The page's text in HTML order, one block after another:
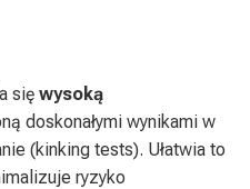
się wysoką
doskonałymi wynikami w
(kinking tests). Ułatwia to
ryzyko